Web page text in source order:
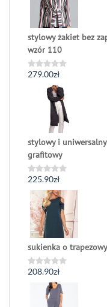
stylowy żakiet bez
wzór 110
Oceniono
279.00zł
stylowy i
grafitowy
Oceniono
0
na
5
225.90zł
sukienka o
Oceniono
208.90zł